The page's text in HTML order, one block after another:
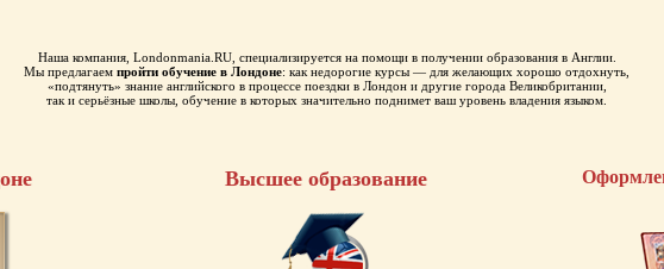
Наша компания, Londonmania.RU, специализируется на помощи в получении образования в Англии.
Мы предлагаем пройти обучение в Лондоне: как недорогие курсы — для желающих хорошо отдохнуть,
«подтянуть» знание английского в процессе поездки в Лондон и другие города Великобритании,
так и серьёзные школы, обучение в которых значительно поднимет ваш уровень владения языком.
Высшее образование